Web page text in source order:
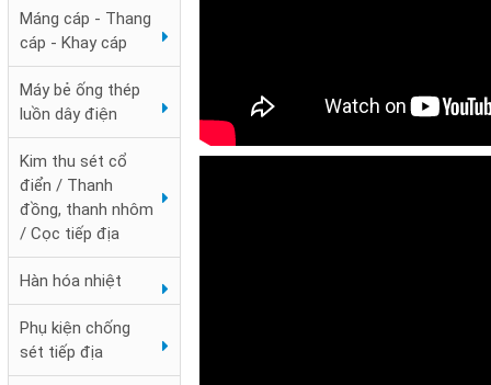
Máng cáp - Thang
cáp - Khay cáp
Máy bẻ ống thép
luồn dây điện
Kim thu sét cổ
điển / Thanh
đồng, thanh nhôm
/ Cọc tiếp địa
Hàn hóa nhiệt
Phụ kiện chống
sét tiếp địa
Đai chặn sắt
Hộp nối ống ren RSC